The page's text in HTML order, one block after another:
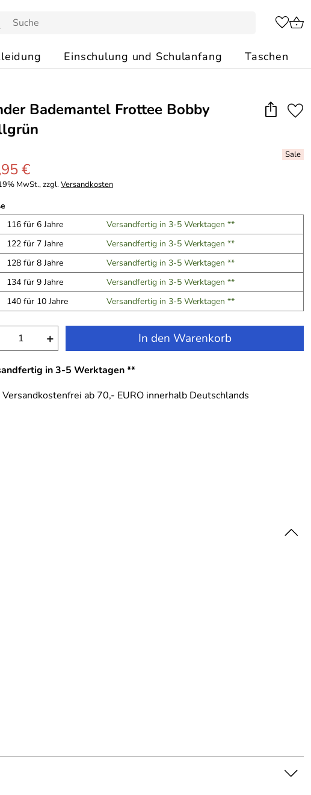
Einschulung und Schulanfang Taschen
Bademantel Frottee Bobby
€
MwSt., zzgl.Versandkosten
116 für 6 Jahre
Versandfertig in 3-5 Werktagen **
122 für 7 Jahre
Versandfertig in 3-5 Werktagen **
128 für 8 Jahre
Versandfertig in 3-5 Werktagen **
134 für 9 Jahre
Versandfertig in 3-5 Werktagen **
140 für 10 Jahre
Versandfertig in 3-5 Werktagen **
+ In den Warenkorb
in 3-5 Werktagen **
Versandkostenfrei ab 70,- EURO innerhalb Deutschlands